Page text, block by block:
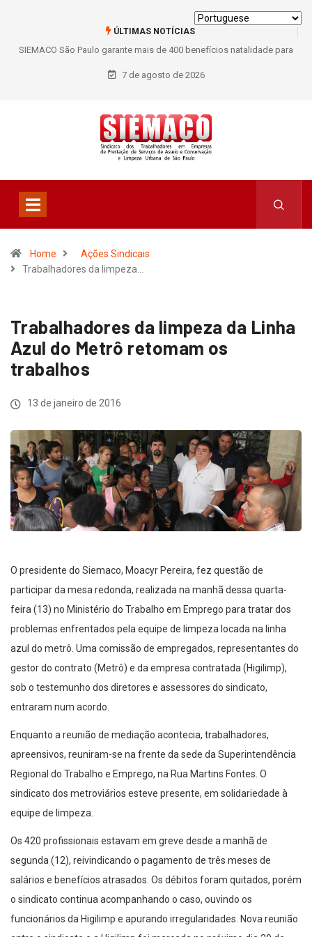
ÚLTIMAS NOTÍCIAS
SIEMACO São Paulo garante mais de 400 benefícios natalidade para
trabalhadores do Asseio em 2026
7 de agosto de 2026
Home
Ações Sindicais
Trabalhadores da limpeza…
Trabalhadores da limpeza da Linha
Azul do Metrô retomam os
trabalhos
13 de janeiro de 2016
O presidente do Siemaco, Moacyr Pereira, fez questão de
participar da mesa redonda, realizada na manhã dessa quarta-
feira (13) no Ministério do Trabalho em Emprego para tratar dos
problemas enfrentados pela equipe de limpeza locada na linha
azul do metrô. Uma comissão de empregados, representantes do
gestor do contrato (Metrô) e da empresa contratada (Higilimp),
sob o testemunho dos diretores e assessores do sindicato,
entraram num acordo.
Enquanto a reunião de mediação acontecia, trabalhadores,
apreensivos, reuniram-se na frente da sede da Superintendência
Regional do Trabalho e Emprego, na Rua Martins Fontes. O
sindicato dos metroviários esteve presente, em solidariedade à
equipe de limpeza.
Os 420 profissionais estavam em greve desde a manhã de
segunda (12), reivindicando o pagamento de três meses de
salários e benefícios atrasados. Os débitos foram quitados, porém
o sindicato continua acompanhando o caso, ouvindo os
funcionários da Higilimp e apurando irregularidades. Nova reunião